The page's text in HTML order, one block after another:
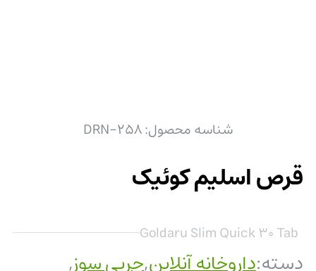
شناسه محصول:DRN-258
قرص اسلیم کوئیک
Goldaru Slim Quick 30 Tab
دسته:داروخانه آنلاین,چربی سوز,